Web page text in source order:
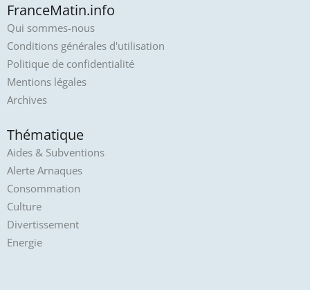
FranceMatin.info
Qui sommes-nous
Conditions générales d'utilisation
Politique de confidentialité
Mentions légales
Archives
Thématique
Aides & Subventions
Alerte Arnaques
Consommation
Culture
Divertissement
Energie